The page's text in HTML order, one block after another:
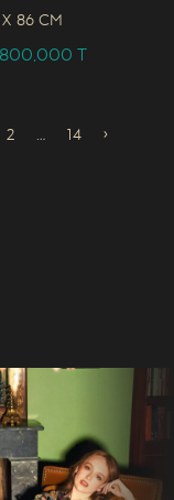
x 86 CM
T
2 … 14 ›